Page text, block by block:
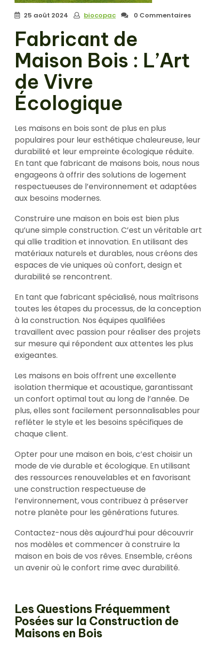
25 août 2024 biocopac 0 Commentaires
Fabricant de
Maison Bois : L’Art
de Vivre
Écologique
Les maisons en bois sont de plus en plus
populaires pour leur esthétique chaleureuse, leur
durabilité et leur empreinte écologique réduite.
En tant que fabricant de maisons bois, nous nous
engageons à offrir des solutions de logement
respectueuses de l’environnement et adaptées
aux besoins modernes.
Construire une maison en bois est bien plus
qu’une simple construction. C’est un véritable art
qui allie tradition et innovation. En utilisant des
matériaux naturels et durables, nous créons des
espaces de vie uniques où confort, design et
durabilité se rencontrent.
En tant que fabricant spécialisé, nous maîtrisons
toutes les étapes du processus, de la conception
à la construction. Nos équipes qualifiées
travaillent avec passion pour réaliser des projets
sur mesure qui répondent aux attentes les plus
exigeantes.
Les maisons en bois offrent une excellente
isolation thermique et acoustique, garantissant
un confort optimal tout au long de l’année. De
plus, elles sont facilement personnalisables pour
refléter le style et les besoins spécifiques de
chaque client.
Opter pour une maison en bois, c’est choisir un
mode de vie durable et écologique. En utilisant
des ressources renouvelables et en favorisant
une construction respectueuse de
l’environnement, vous contribuez à préserver
notre planète pour les générations futures.
Contactez-nous dès aujourd’hui pour découvrir
nos modèles et commencer à construire la
maison en bois de vos rêves. Ensemble, créons
un avenir où le confort rime avec durabilité.
Les Questions Fréquemment
Posées sur la Construction de
Maisons en Bois